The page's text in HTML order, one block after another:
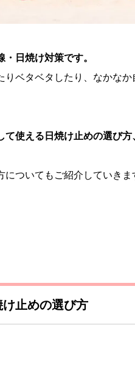
日焼け対策です。
ベタベタしたり、なかな
使える日焼け止めの選び
ついてもご紹介していきま
止めの選び方